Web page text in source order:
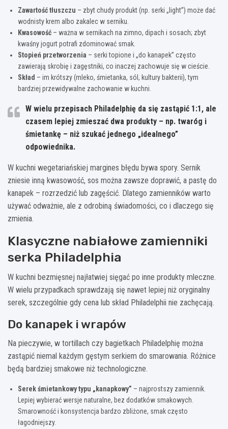
Zawartość tłuszczu – zbyt chudy produkt (np. serki „light”) może dać
wodnisty krem albo zakalec w serniku.
Kwasowość – ważna w sernikach na zimno, dipach i sosach; zbyt
kwaśny jogurt potrafi zdominować smak.
Stopień przetworzenia – serki topione i „do kanapek” często
zawierają skrobię i zagęstniki, co inaczej zachowuje się w cieście.
Skład – im krótszy (mleko, śmietanka, sól, kultury bakterii), tym
bardziej przewidywalne zachowanie w kuchni.
W wielu przepisach Philadelphię da się zastąpić 1:1 , ale
czasem lepiej zmieszać dwa produkty – np. twaróg i
śmietankę – niż szukać jednego „idealnego”
odpowiednika.
W kuchni wegetariańskiej margines błędu bywa spory. Sernik
zniesie inną kwasowość, sos można zawsze doprawić, a pastę do
kanapek – rozrzedzić lub zagęścić. Dlatego zamienników warto
używać odważnie, ale z odrobiną świadomości, co i dlaczego się
zmienia.
Klasyczne nabiałowe zamienniki
serka Philadelphia
W kuchni bezmięsnej najłatwiej sięgać po inne produkty mleczne.
W wielu przypadkach sprawdzają się nawet lepiej niż oryginalny
serek, szczególnie gdy cena lub skład Philadelphii nie zachęcają.
Do kanapek i wrapów
Na pieczywie, w tortillach czy bagietkach Philadelphię można
zastąpić niemal każdym gęstym serkiem do smarowania. Różnice
będą bardziej smakowe niż technologiczne.
Serek śmietankowy typu „kanapkowy” – najprostszy zamiennik.
Lepiej wybierać wersje naturalne, bez dodatków smakowych.
Smarowność i konsystencja bardzo zbliżone, smak często
łagodniejszy.